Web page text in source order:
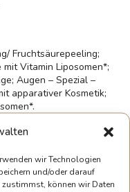
wir Technologien
und/oder darauf
können wir Daten
Fruchtsäurepeeling;
Vitamin Liposomen*;
Augen – Spezial –
apparativer Kosmetik;
/ Dekolleté